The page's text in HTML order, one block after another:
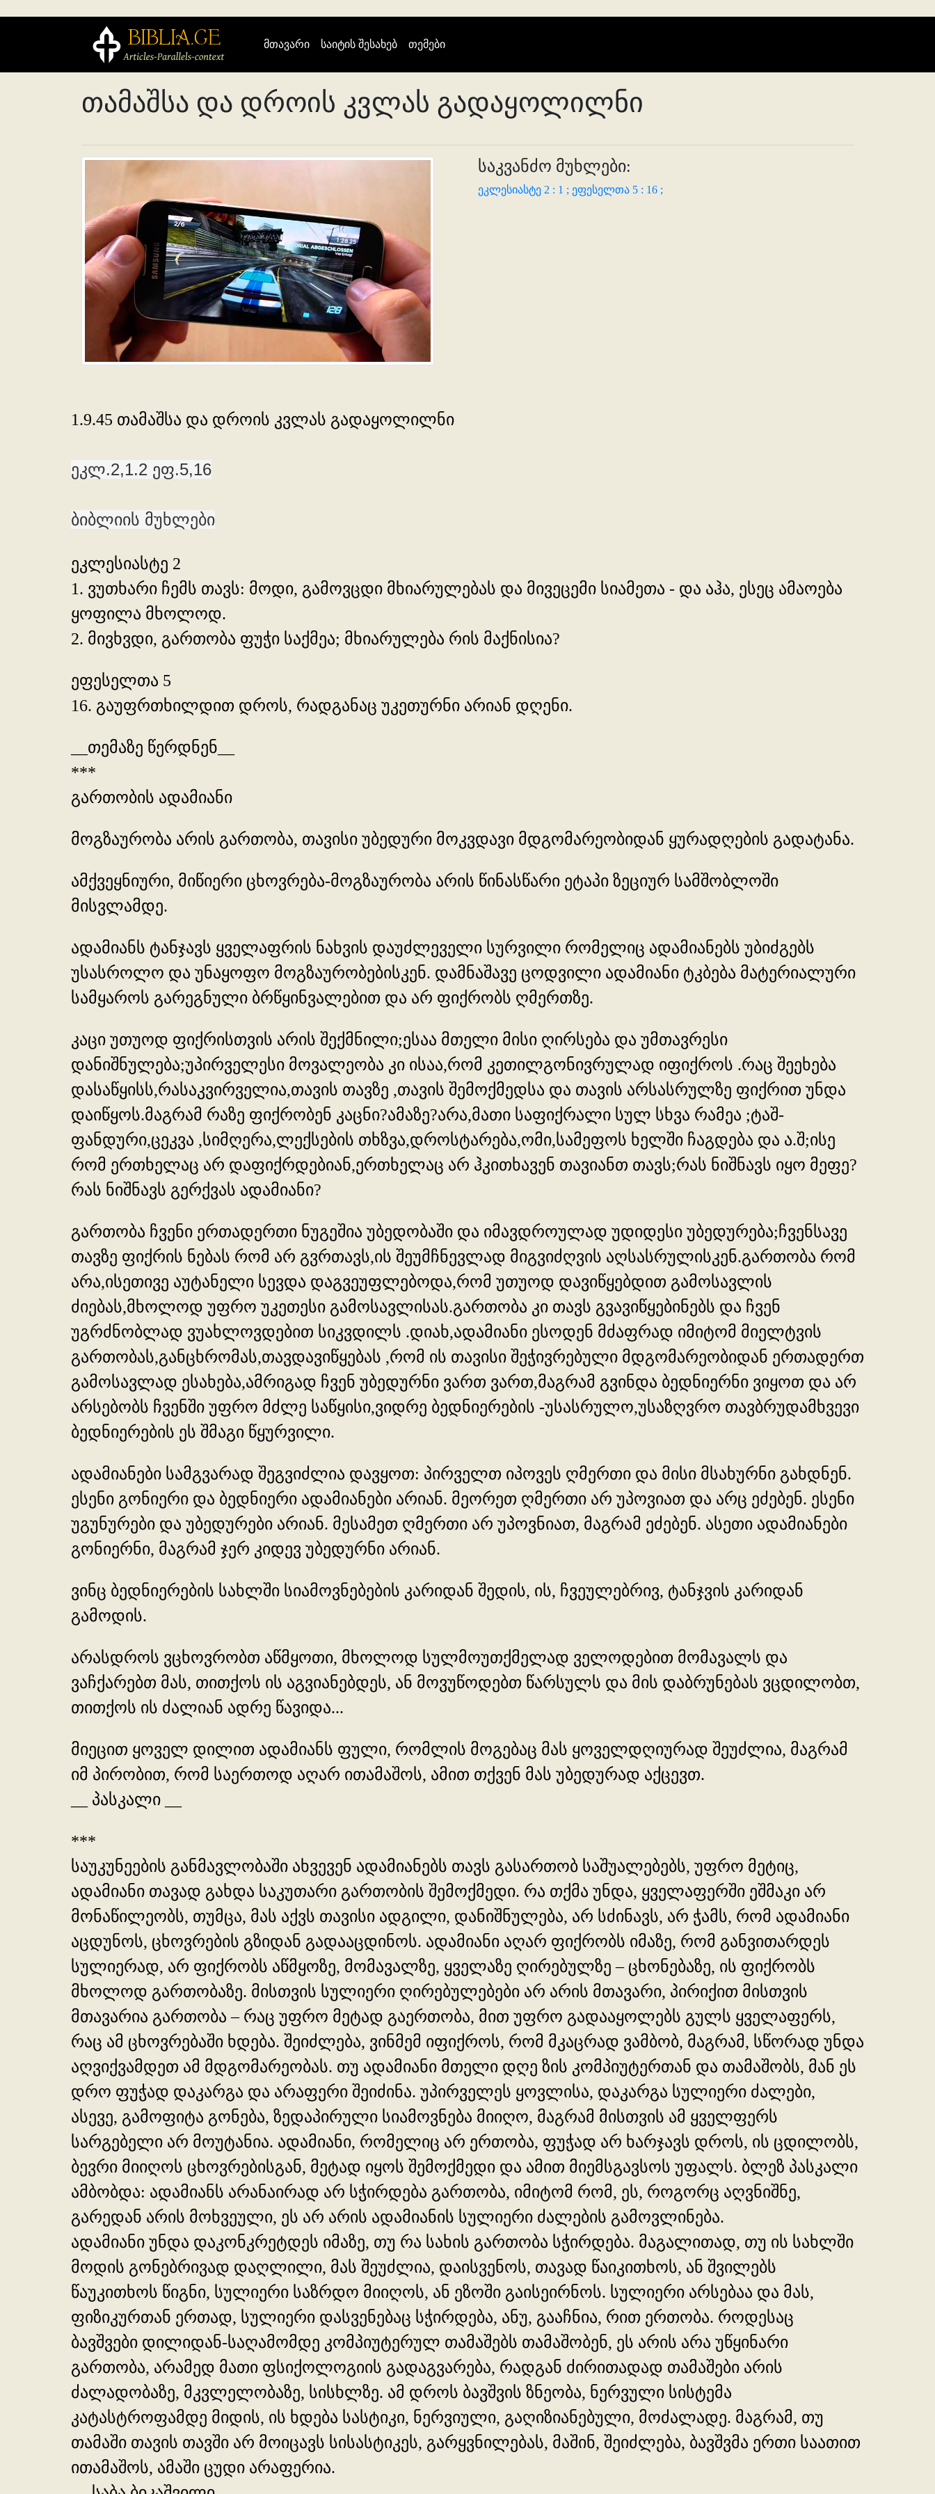
მთავარი (current)
საიტის შესახებ თემები
თამაშსა და დროის კვლას გადაყოლილნი
საკვანძო მუხლები:
ეკლესიასტე 2 : 1 ; ეფესელთა 5 : 16 ;
1.9.45 თამაშსა და დროის კვლას გადაყოლილნი
ეკლ.2,1.2 ეფ.5,16
ბიბლიის მუხლები
ეკლესიასტე 2
1. ვუთხარი ჩემს თავს: მოდი, გამოვცდი მხიარულებას და მივეცემი სიამეთა - და აჰა, ესეც ამაოება
ყოფილა მხოლოდ.
2. მივხვდი, გართობა ფუჭი საქმეა; მხიარულება რის მაქნისია?
ეფესელთა 5
16. გაუფრთხილდით დროს, რადგანაც უკეთურნი არიან დღენი.
__თემაზე წერდნენ__
***
გართობის ადამიანი
მოგზაურობა არის გართობა, თავისი უბედური მოკვდავი მდგომარეობიდან ყურადღების გადატანა.
ამქვეყნიური, მიწიერი ცხოვრება-მოგზაურობა არის წინასწარი ეტაპი ზეციურ სამშობლოში
მისვლამდე.
ადამიანს ტანჯავს ყველაფრის ნახვის დაუძლეველი სურვილი რომელიც ადამიანებს უბიძგებს
უსასროლო და უნაყოფო მოგზაურობებისკენ. დამნაშავე ცოდვილი ადამიანი ტკბება მატერიალური
სამყაროს გარეგნული ბრწყინვალებით და არ ფიქრობს ღმერთზე.
კაცი უთუოდ ფიქრისთვის არის შექმნილი;ესაა მთელი მისი ღირსება და უმთავრესი
დანიშნულება;უპირველესი მოვალეობა კი ისაა,რომ კეთილგონივრულად იფიქროს .რაც შეეხება
დასაწყისს,რასაკვირველია,თავის თავზე ,თავის შემოქმედსა და თავის არსასრულზე ფიქრით უნდა
დაიწყოს.მაგრამ რაზე ფიქრობენ კაცნი?ამაზე?არა,მათი საფიქრალი სულ სხვა რამეა ;ტაშ-
ფანდური,ცეკვა ,სიმღერა,ლექსების თხზვა,დროსტარება,ომი,სამეფოს ხელში ჩაგდება და ა.შ;ისე
რომ ერთხელაც არ დაფიქრდებიან,ერთხელაც არ ჰკითხავენ თავიანთ თავს;რას ნიშნავს იყო მეფე?
რას ნიშნავს გერქვას ადამიანი?
გართობა ჩვენი ერთადერთი ნუგეშია უბედობაში და იმავდროულად უდიდესი უბედურება;ჩვენსავე
თავზე ფიქრის ნებას რომ არ გვრთავს,ის შეუმჩნევლად მიგვიძღვის აღსასრულისკენ.გართობა რომ
არა,ისეთივე აუტანელი სევდა დაგვეუფლებოდა,რომ უთუოდ დავიწყებდით გამოსავლის
ძიებას,მხოლოდ უფრო უკეთესი გამოსავლისას.გართობა კი თავს გვავიწყებინებს და ჩვენ
უგრძნობლად ვუახლოვდებით სიკვდილს .დიახ,ადამიანი ესოდენ მძაფრად იმიტომ მიელტვის
გართობას,განცხრომას,თავდავიწყებას ,რომ ის თავისი შეჭივრებული მდგომარეობიდან ერთადერთ
გამოსავლად ესახება,ამრიგად ჩვენ უბედურნი ვართ ვართ,მაგრამ გვინდა ბედნიერნი ვიყოთ და არ
არსებობს ჩვენში უფრო მძლე საწყისი,ვიდრე ბედნიერების -უსასრულო,უსაზღვრო თავბრუდამხვევი
ბედნიერების ეს შმაგი წყურვილი.
ადამიანები სამგვარად შეგვიძლია დავყოთ: პირველთ იპოვეს ღმერთი და მისი მსახურნი გახდნენ.
ესენი გონიერი და ბედნიერი ადამიანები არიან. მეორეთ ღმერთი არ უპოვიათ და არც ეძებენ. ესენი
უგუნურები და უბედურები არიან. მესამეთ ღმერთი არ უპოვნიათ, მაგრამ ეძებენ. ასეთი ადამიანები
გონიერნი, მაგრამ ჯერ კიდევ უბედურნი არიან.
ვინც ბედნიერების სახლში სიამოვნებების კარიდან შედის, ის, ჩვეულებრივ, ტანჯვის კარიდან
გამოდის.
არასდროს ვცხოვრობთ აწმყოთი, მხოლოდ სულმოუთქმელად ველოდებით მომავალს და
ვაჩქარებთ მას, თითქოს ის აგვიანებდეს, ან მოვუწოდებთ წარსულს და მის დაბრუნებას ვცდილობთ,
თითქოს ის ძალიან ადრე წავიდა...
მიეცით ყოველ დილით ადამიანს ფული, რომლის მოგებაც მას ყოველდღიურად შეუძლია, მაგრამ
იმ პირობით, რომ საერთოდ აღარ ითამაშოს, ამით თქვენ მას უბედურად აქცევთ.
__ პასკალი __
***
საუკუნეების განმავლობაში ახვევენ ადამიანებს თავს გასართობ საშუალებებს, უფრო მეტიც,
ადამიანი თავად გახდა საკუთარი გართობის შემოქმედი. რა თქმა უნდა, ყველაფერში ეშმაკი არ
მონაწილეობს, თუმცა, მას აქვს თავისი ადგილი, დანიშნულება, არ სძინავს, არ ჭამს, რომ ადამიანი
აცდუნოს, ცხოვრების გზიდან გადააცდინოს. ადამიანი აღარ ფიქრობს იმაზე, რომ განვითარდეს
სულიერად, არ ფიქრობს აწმყოზე, მომავალზე, ყველაზე ღირებულზე – ცხონებაზე, ის ფიქრობს
მხოლოდ გართობაზე. მისთვის სულიერი ღირებულებები არ არის მთავარი, პირიქით მისთვის
მთავარია გართობა – რაც უფრო მეტად გაერთობა, მით უფრო გადააყოლებს გულს ყველაფერს,
რაც ამ ცხოვრებაში ხდება. შეიძლება, ვინმემ იფიქროს, რომ მკაცრად ვამბობ, მაგრამ, სწორად უნდა
აღვიქვამდეთ ამ მდგომარეობას. თუ ადამიანი მთელი დღე ზის კომპიუტერთან და თამაშობს, მან ეს
დრო ფუჭად დაკარგა და არაფერი შეიძინა. უპირველეს ყოვლისა, დაკარგა სულიერი ძალები,
ასევე, გამოფიტა გონება, ზედაპირული სიამოვნება მიიღო, მაგრამ მისთვის ამ ყველფერს
სარგებელი არ მოუტანია. ადამიანი, რომელიც არ ერთობა, ფუჭად არ ხარჯავს დროს, ის ცდილობს,
ბევრი მიიღოს ცხოვრებისგან, მეტად იყოს შემოქმედი და ამით მიემსგავსოს უფალს. ბლეზ პასკალი
ამბობდა: ადამიანს არანაირად არ სჭირდება გართობა, იმიტომ რომ, ეს, როგორც აღვნიშნე,
გარედან არის მოხვეული, ეს არ არის ადამიანის სულიერი ძალების გამოვლინება.
ადამიანი უნდა დაკონკრეტდეს იმაზე, თუ რა სახის გართობა სჭირდება. მაგალითად, თუ ის სახლში
მოდის გონებრივად დაღლილი, მას შეუძლია, დაისვენოს, თავად წაიკითხოს, ან შვილებს
წაუკითხოს წიგნი, სულიერი საზრდო მიიღოს, ან ეზოში გაისეირნოს. სულიერი არსებაა და მას,
ფიზიკურთან ერთად, სულიერი დასვენებაც სჭირდება, ანუ, გააჩნია, რით ერთობა. როდესაც
ბავშვები დილიდან-საღამომდე კომპიუტერულ თამაშებს თამაშობენ, ეს არის არა უწყინარი
გართობა, არამედ მათი ფსიქოლოგიის გადაგვარება, რადგან ძირითადად თამაშები არის
ძალადობაზე, მკვლელობაზე, სისხლზე. ამ დროს ბავშვის ზნეობა, ნერვული სისტემა
კატასტროფამდე მიდის, ის ხდება სასტიკი, ნერვიული, გაღიზიანებული, მოძალადე. მაგრამ, თუ
თამაში თავის თავში არ მოიცავს სისასტიკეს, გარყვნილებას, მაშინ, შეიძლება, ბავშვმა ერთი საათით
ითამაშოს, ამაში ცუდი არაფერია.